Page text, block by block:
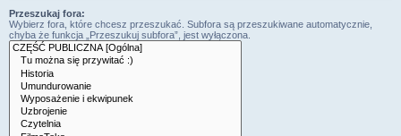
Przeszukaj fora:
Wybierz fora, które chcesz przeszukać. Subfora są przeszukiwane automatycznie,
chyba że funkcja „Przeszukuj subfora”, jest wyłączona.